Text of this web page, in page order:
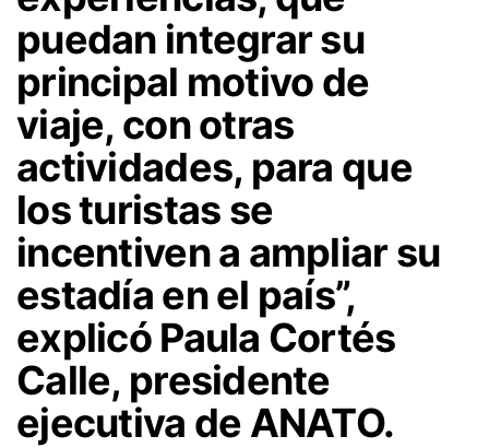
puedan integrar su
principal motivo de
viaje, con otras
actividades, para que
los turistas se
incentiven a ampliar su
estadía en el país”,
explicó Paula Cortés
Calle, presidente
ejecutiva de ANATO.